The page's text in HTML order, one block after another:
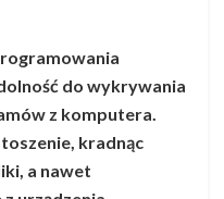
do wykrywania
z komputera.
kradnąc
a nawet